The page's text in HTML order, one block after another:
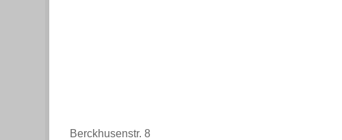
Berckhusenstr. 8